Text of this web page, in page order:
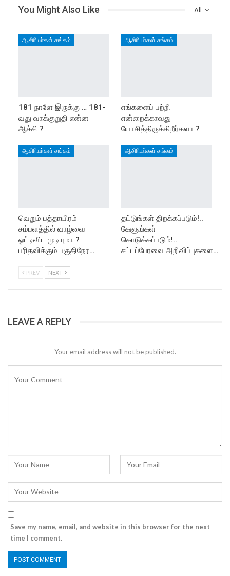
All
You Might Also Like
ஆசிாியா்கள் சங்கம்
181 நாளே இருக்கு … 181-
வது வாக்குறுதி என்ன
ஆச்சி ?
ஆசிாியா்கள் சங்கம்
எங்களைப் பற்றி
என்றைக்காவது
யோசித்திருக்கிறீர்களா ?
ஆசிாியா்கள் சங்கம்
வெறும் பத்தாயிரம்
சம்பளத்தில் வாழ்வை
ஓட்டிவிட முடியுமா ?
பரிதவிக்கும் பகுதிநேர…
ஆசிாியா்கள் சங்கம்
தட்டுங்கள் திறக்கப்படும்!..
கேளுங்கள்
கொடுக்கப்படும்!..
சட்டப்பேரவை அறிவிப்புகளை…
PREV NEXT
LEAVE A REPLY
Your email address will not be published.
Save my name, email, and website in this browser for the next
time I comment.